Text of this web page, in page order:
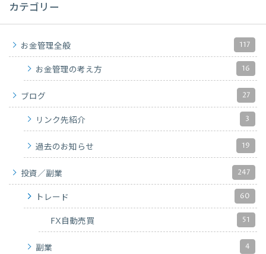
カテゴリー
お金管理全般 117
お金管理の考え方 16
ブログ 27
リンク先紹介 3
過去のお知らせ 19
投資／副業 247
トレード 60
FX自動売買 51
副業 4